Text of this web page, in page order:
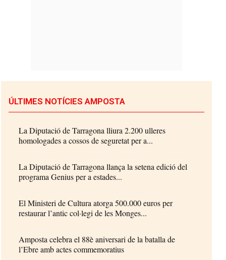
ÚLTIMES NOTÍCIES AMPOSTA
La Diputació de Tarragona lliura 2.200 ulleres
homologades a cossos de seguretat per a...
La Diputació de Tarragona llança la setena edició del
programa Genius per a estades...
El Ministeri de Cultura atorga 500.000 euros per
restaurar l’antic col·legi de les Monges...
Amposta celebra el 88è aniversari de la batalla de
l’Ebre amb actes commemoratius